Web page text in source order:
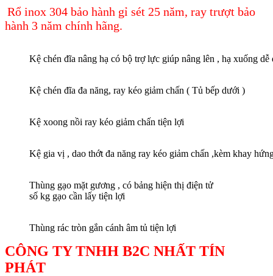
Rổ inox 304 bảo hành gỉ sét 25 năm, ray trượt bảo
hành 3 năm chính hãng.
Kệ chén đĩa nâng hạ có bộ trợ lực giúp nâng lên , hạ xuống dễ
Kệ chén đĩa đa năng, ray kéo giảm chấn ( Tủ bếp dưới )
Kệ xoong nồi ray kéo giảm chấn tiện lợi
Kệ gia vị , dao thớt đa năng ray kéo giảm chấn ,kèm khay
Thùng gạo mặt gương , có bảng hiện thị điện tử
số kg gạo cần lấy tiện lợi
Thùng rác tròn gắn cánh âm tủ tiện lợi
CÔNG TY TNHH B2C NHẤT TÍN
PHÁT